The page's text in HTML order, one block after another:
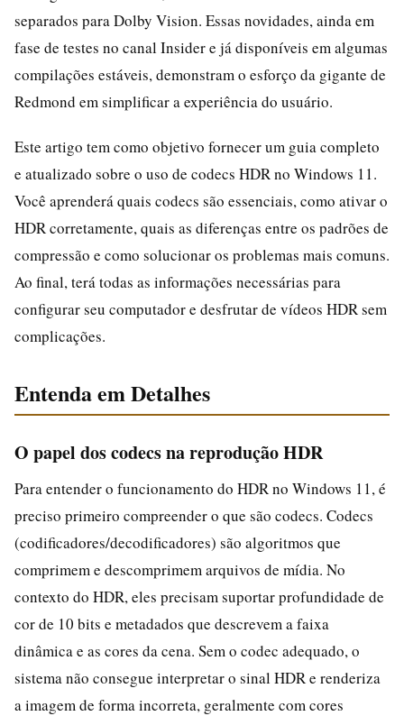
separados para Dolby Vision. Essas novidades, ainda em
fase de testes no canal Insider e já disponíveis em algumas
compilações estáveis, demonstram o esforço da gigante de
Redmond em simplificar a experiência do usuário.
Este artigo tem como objetivo fornecer um guia completo
e atualizado sobre o uso de codecs HDR no Windows 11.
Você aprenderá quais codecs são essenciais, como ativar o
HDR corretamente, quais as diferenças entre os padrões de
compressão e como solucionar os problemas mais comuns.
Ao final, terá todas as informações necessárias para
configurar seu computador e desfrutar de vídeos HDR sem
complicações.
Entenda em Detalhes
O papel dos codecs na reprodução HDR
Para entender o funcionamento do HDR no Windows 11, é
preciso primeiro compreender o que são codecs. Codecs
(codificadores/decodificadores) são algoritmos que
comprimem e descomprimem arquivos de mídia. No
contexto do HDR, eles precisam suportar profundidade de
cor de 10 bits e metadados que descrevem a faixa
dinâmica e as cores da cena. Sem o codec adequado, o
sistema não consegue interpretar o sinal HDR e renderiza
a imagem de forma incorreta, geralmente com cores